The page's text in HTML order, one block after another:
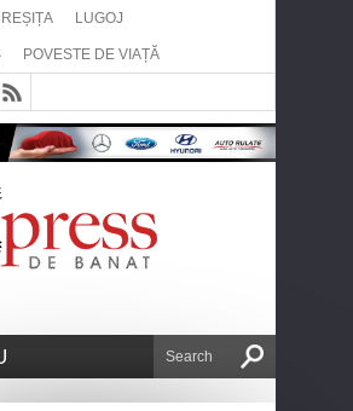
REȘIȚA LUGOJ
POVESTE DE VIAȚĂ